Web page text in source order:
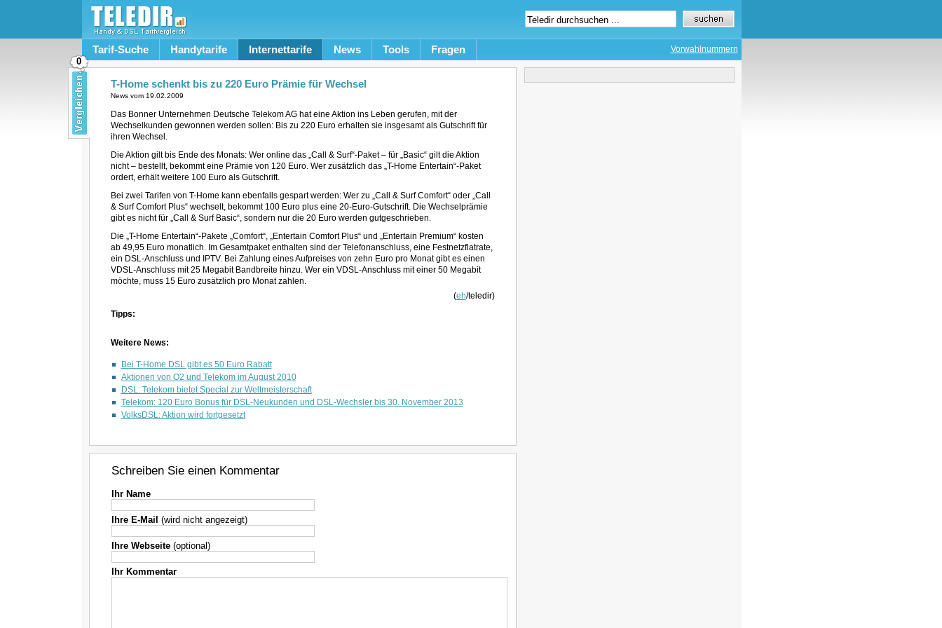
Tarif-Suche Handytarife Internettarife News Tools Fragen Vorwahlnummern
T-Home schenkt bis zu 220 Euro Prämie für Wechsel
News vom 19.02.2009
Das Bonner Unternehmen Deutsche Telekom AG hat eine Aktion ins Leben gerufen, mit der
Wechselkunden gewonnen werden sollen: Bis zu 220 Euro erhalten sie insgesamt als Gutschrift für
ihren Wechsel.
Die Aktion gilt bis Ende des Monats: Wer online das „Call & Surf“-Paket – für „Basic“ gilt die Aktion
nicht – bestellt, bekommt eine Prämie von 120 Euro. Wer zusätzlich das „T-Home Entertain“-Paket
ordert, erhält weitere 100 Euro als Gutschrift.
Bei zwei Tarifen von T-Home kann ebenfalls gespart werden: Wer zu „Call & Surf Comfort“ oder „Call
& Surf Comfort Plus“ wechselt, bekommt 100 Euro plus eine 20-Euro-Gutschrift. Die Wechselprämie
gibt es nicht für „Call & Surf Basic“, sondern nur die 20 Euro werden gutgeschrieben.
Die „T-Home Entertain“-Pakete „Comfort“, „Entertain Comfort Plus“ und „Entertain Premium“ kosten
ab 49,95 Euro monatlich. Im Gesamtpaket enthalten sind der Telefonanschluss, eine Festnetzflatrate,
ein DSL-Anschluss und IPTV. Bei Zahlung eines Aufpreises von zehn Euro pro Monat gibt es einen
VDSL-Anschluss mit 25 Megabit Bandbreite hinzu. Wer ein VDSL-Anschluss mit einer 50 Megabit
möchte, muss 15 Euro zusätzlich pro Monat zahlen.
(eh/teledir)
Tipps:
Weitere News:
Bei T-Home DSL gibt es 50 Euro Rabatt
Aktionen von O2 und Telekom im August 2010
DSL: Telekom bietet Special zur Weltmeisterschaft
Telekom: 120 Euro Bonus für DSL-Neukunden und DSL-Wechsler bis 30. November 2013
VolksDSL: Aktion wird fortgesetzt
Schreiben Sie einen Kommentar
Ihr Name
Ihre E-Mail (wird nicht angezeigt)
Ihre Webseite(optional)
Ihr Kommentar
0